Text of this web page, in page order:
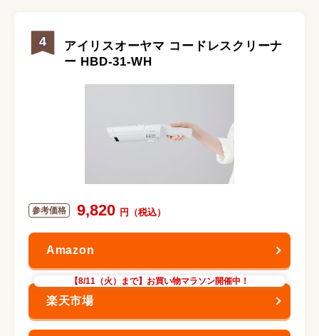
4
アイリスオーヤマ コードレスクリーナ
ー HBD-31-WH
9,820
【8/11（火）まで】お買い物マラソン開催中！